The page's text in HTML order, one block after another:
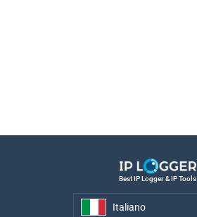
Best IP Logger & IP Tools
Italiano